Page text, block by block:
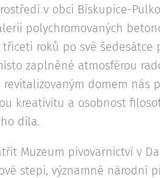
v obci Biskupice-
polychromovaných
roků po své šedesátce
zaplněné atmosférou
domem nás
kreativitu a osobnost
díla.
Muzeum pivovarnictví v
stepi, významné národní